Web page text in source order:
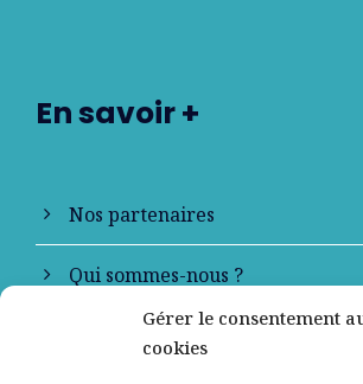
Gérer le consentement
cookies
En savoir +
Nos partenaires
Qui sommes-nous ?
Contactez-nous